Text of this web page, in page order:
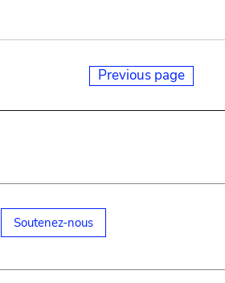
Previous page
Soutenez-nous